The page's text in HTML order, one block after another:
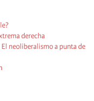
derecha
neoliberalismo a punta de